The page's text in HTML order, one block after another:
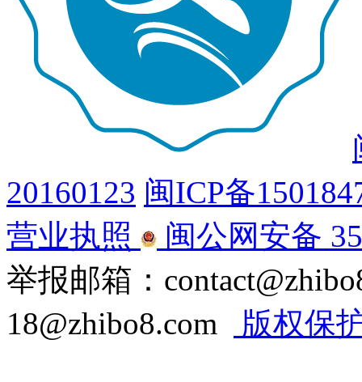
20160123 闽ICP备
营业执照
闽公网安备
举报邮箱：
18@zhibo8.com
版权保